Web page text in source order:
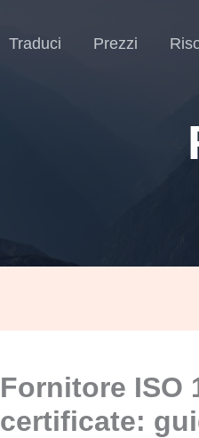
Traduci Prezzi
Fornitore ISO
certificate: